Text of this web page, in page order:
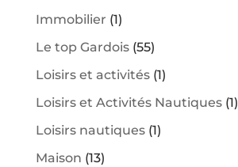
Immobilier (1)
Le top Gardois(55)
Loisirs et activités(1)
Loisirs et Activités Nautiques(1)
Loisirs nautiques(1)
Maison (13)